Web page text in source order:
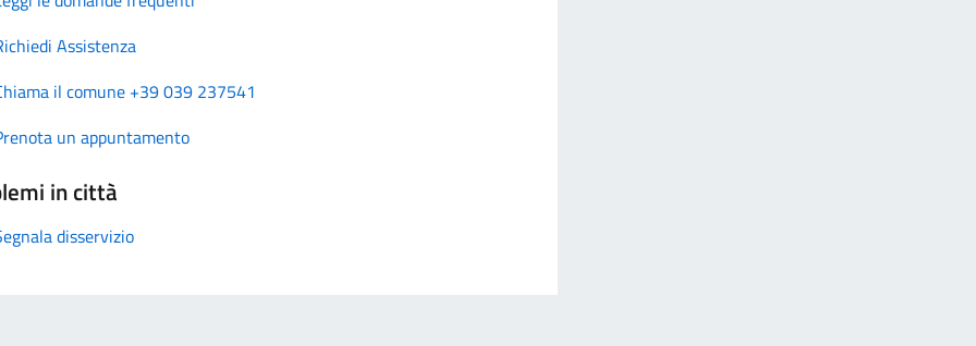
Assistenza
il comune +39 039 237541
un appuntamento
in città
disservizio